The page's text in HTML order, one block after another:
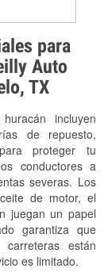
para
Auto
TX
incluyen
de repuesto,
proteger tu
conductores a
severas. Los
de motor, el
juegan un papel
garantiza que
están
es limitado.
de